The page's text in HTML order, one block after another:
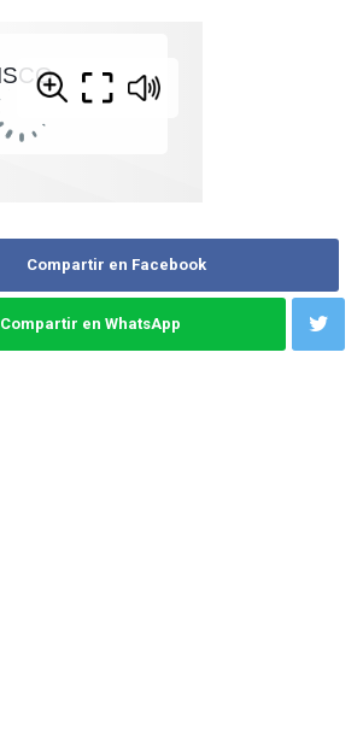
Compartir en Facebook
Compartir en WhatsApp